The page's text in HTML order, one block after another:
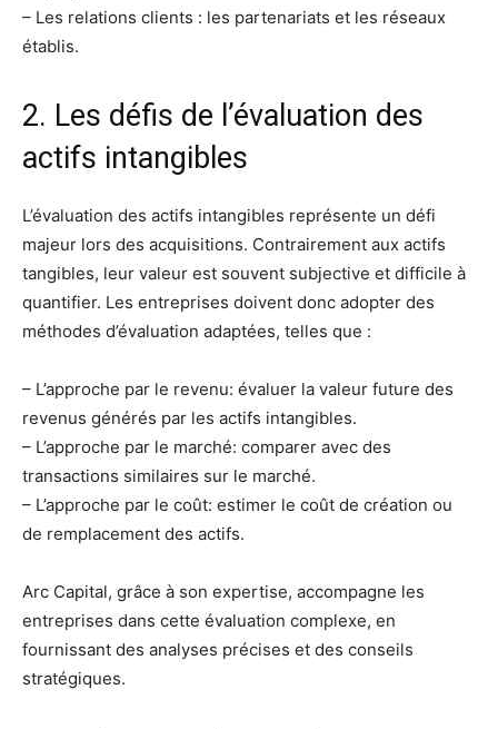
– Les relations clients : les partenariats et les réseaux
établis.
2. Les défis de l’évaluation des
actifs intangibles
L’évaluation des actifs intangibles représente un défi
majeur lors des acquisitions. Contrairement aux actifs
tangibles, leur valeur est souvent subjective et difficile à
quantifier. Les entreprises doivent donc adopter des
méthodes d’évaluation adaptées, telles que :
– L’approche par le revenu: évaluer la valeur future des
revenus générés par les actifs intangibles.
– L’approche par le marché: comparer avec des
transactions similaires sur le marché.
– L’approche par le coût: estimer le coût de création ou
de remplacement des actifs.
Arc Capital, grâce à son expertise, accompagne les
entreprises dans cette évaluation complexe, en
fournissant des analyses précises et des conseils
stratégiques.